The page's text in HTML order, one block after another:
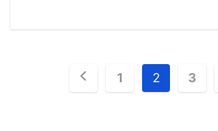
Posts1 2 3